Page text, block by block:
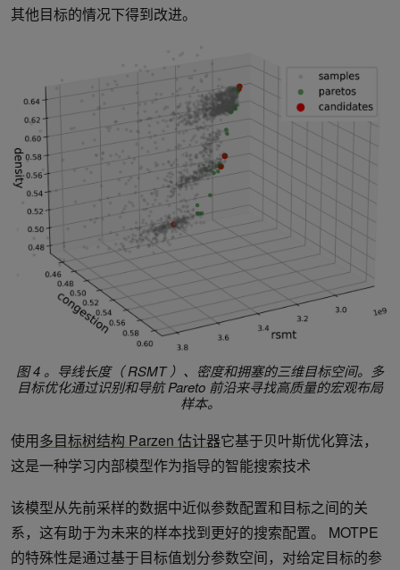
其他目标的情况下得到改进。
图 4 。导线长度（ RSMT ）、密度和拥塞的三维目标空间。多
目标优化通过识别和导航 Pareto 前沿来寻找高质量的宏观布局
样本。
使用多目标树结构 Parzen 估计器它基于贝叶斯优化算法，
这是一种学习内部模型作为指导的智能搜索技术
该模型从先前采样的数据中近似参数配置和目标之间的关
系，这有助于为未来的样本找到更好的搜索配置。 MOTPE
的特殊性是通过基于目标值划分参数空间，对给定目标的参